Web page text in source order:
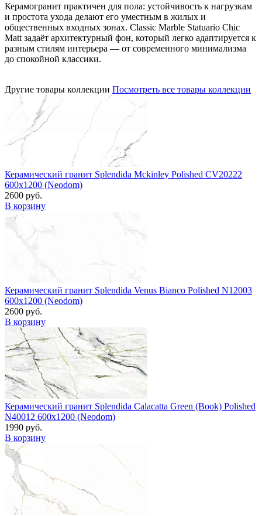
Керамогранит практичен для пола: устойчивость к нагрузкам
и простота ухода делают его уместным в жилых и
общественных входных зонах. Classic Marble Statuario Chic
Matt задаёт архитектурный фон, который легко адаптируется к
разным стилям интерьера — от современного минимализма
до спокойной классики.
Другие товары коллекции Посмотреть все товары коллекции
Керамический гранит Splendida Mckinley Polished CV20222
600x1200 (Neodom)
2600 руб.
В корзину
Керамический гранит Splendida Venus Bianco Polished N12003
600x1200 (Neodom)
2600 руб.
В корзину
Керамический гранит Splendida Calacatta Green (Book) Polished
N40012 600x1200 (Neodom)
1990 руб.
В корзину